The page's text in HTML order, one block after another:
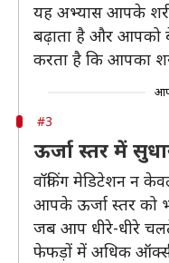
यह अभ्यास आपके
बढ़ाता है और आपको
करता है कि आपका
#3
ऊर्जा स्तर में
वॉकिंग मेडिटेशन न
आपके ऊर्जा स्तर को
जब आप धीरे-धीरे
फेफड़ों में अधिक